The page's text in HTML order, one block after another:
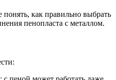
как правильно выбрать
пенопласта с металлом.